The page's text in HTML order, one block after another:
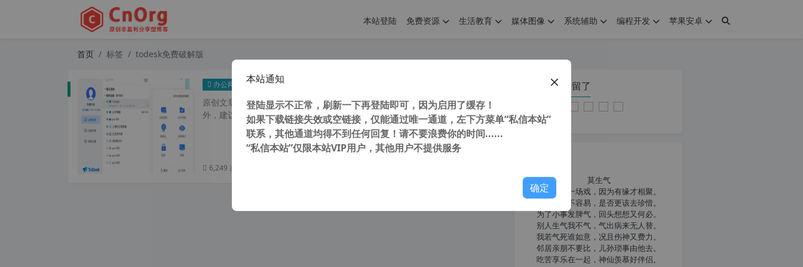
本站登陆 免费资源 生活教育 媒体图像 系统辅助 编程开发 苹果安卓
首页 标签 todesk免费破解版
办公网络 独家 ToDesk (远程控制软件) v4.7.6 经典版PC电脑版 免广告 免VIP 不修改官方文件
原创文章，转载请注明： 转载自 cnorg.12hp.de 注意： 由于网站空间位于国
外，建议避开晚上的访问高...
6,249 次浏览
您在本页停留了
莫生气
人生就像一场戏，因为有缘才相聚。
相扶到老不容易，是否更该去珍惜。
为了小事发脾气，回头想想又何必。
别人生气我不气，气出病来无人替。
我若气死谁如意，况且伤神又费力。
邻居亲朋不要比，儿孙琐事由他去。
吃苦享乐在一起，神仙羡慕好伴侣。
本站通知
登陆显示不正常，刷新一下再登陆即可，因为启用了缓存！
如果下载链接失效或空链接，仅能通过唯一通道，左下方菜单“私信本站”
联系，其他通道均得不到任何回复！请不要浪费你的时间......
“私信本站”仅限本站VIP用户，其他用户不提供服务
确定